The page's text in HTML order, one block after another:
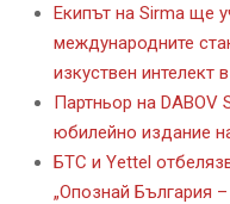
Екипът на Sirma ще
международните
изкуствен интелект
Партньор на DABOV
юбилейно издание
БТС и Yettel
„Опознай България